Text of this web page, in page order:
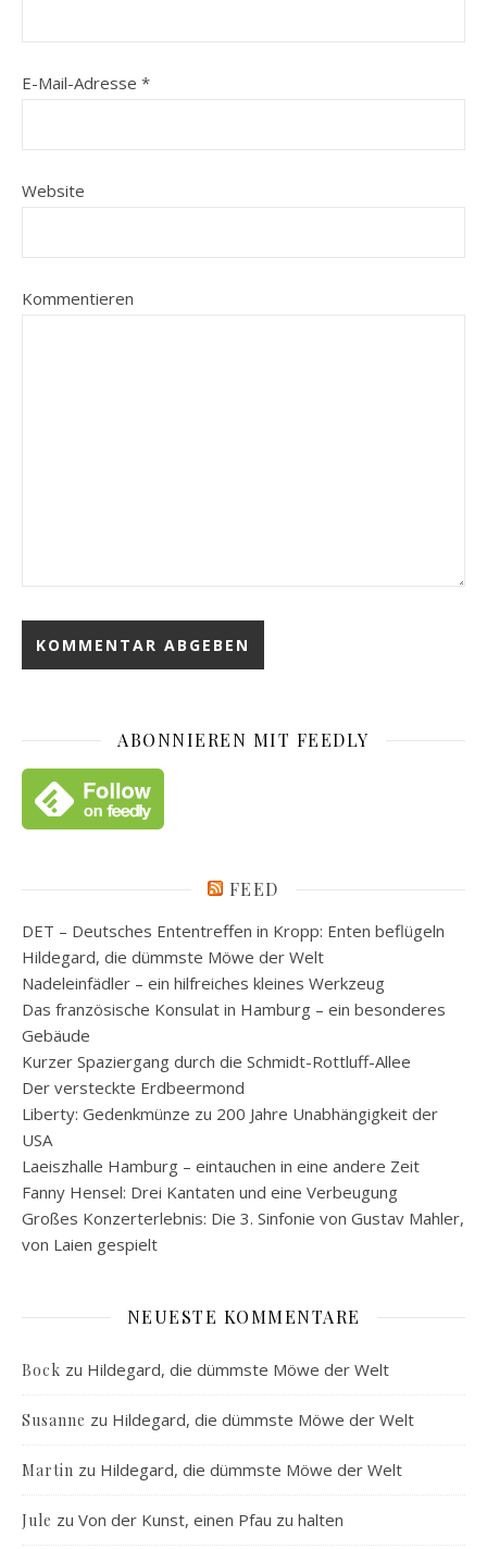
E-Mail-Adresse *
Website
Kommentieren
ABONNIEREN MIT FEEDLY
FEED
DET – Deutsches Ententreffen in Kropp: Enten beflügeln
Hildegard, die dümmste Möwe der Welt
Nadeleinfädler – ein hilfreiches kleines Werkzeug
Das französische Konsulat in Hamburg – ein besonderes
Gebäude
Kurzer Spaziergang durch die Schmidt-Rottluff-Allee
Der versteckte Erdbeermond
Liberty: Gedenkmünze zu 200 Jahre Unabhängigkeit der
USA
Laeiszhalle Hamburg – eintauchen in eine andere Zeit
Fanny Hensel: Drei Kantaten und eine Verbeugung
Großes Konzerterlebnis: Die 3. Sinfonie von Gustav Mahler,
von Laien gespielt
NEUESTE KOMMENTARE
Bock zu Hildegard, die dümmste Möwe der Welt
Susanne zu Hildegard, die dümmste Möwe der Welt
Martin zu Hildegard, die dümmste Möwe der Welt
Jule zu Von der Kunst, einen Pfau zu halten